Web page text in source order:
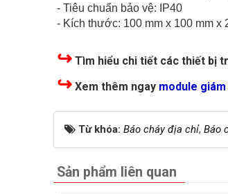
- Tiêu chuẩn bảo vệ: IP40
- Kích thước: 100 mm x 100 mm x
↪ Tìm hiểu chi tiết các thiết bị
↪ Xem thêm ngay module
Từ khóa: Báo cháy địa chỉ, Báo
Sản phẩm liên quan